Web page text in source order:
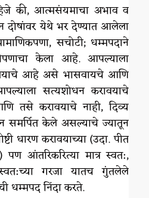
की, आत्मसंयमाचा अभाव व
दोषांवर येथे भर देण्यात आलेला
सचोटी; धम्मपदाने
केला आहे. आपल्याला
आहे असे भासवायचे आणि
सत्यशोधन करावयाचे
करावयाचे नाही, दिव्य
समर्पित केले असल्याचे ज्यातून
धारण करावयाच्या (उदा. पीत
पण आंतरिकरित्या मात्र स्वत:,
गरजा यातच गुंतलेले
धम्मपद निंदा करते.